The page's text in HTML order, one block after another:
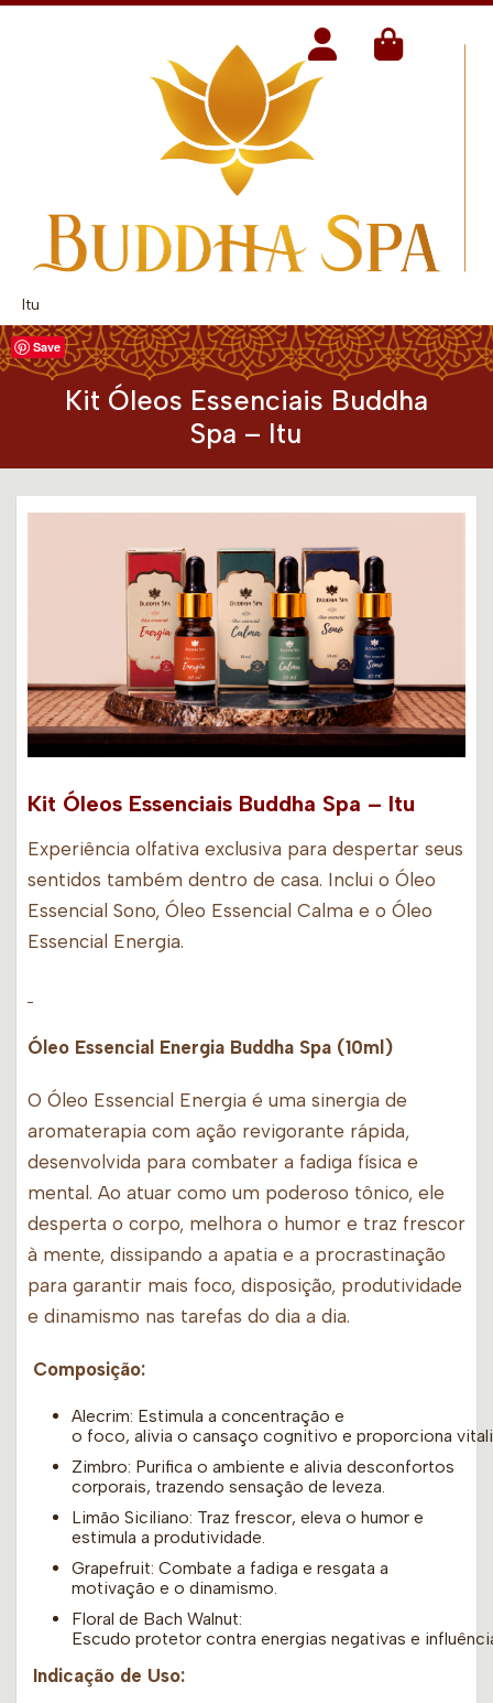
Itu
Kit Óleos Essenciais Buddha
Spa – Itu
Save
Kit Óleos Essenciais Buddha Spa – Itu
Experiência olfativa exclusiva para despertar seus
sentidos também dentro de casa. Inclui o Óleo
Essencial Sono, Óleo Essencial Calma e o Óleo
Essencial Energia.
Óleo Essencial Energia Buddha Spa (10ml)
O Óleo Essencial Energia é uma sinergia de
aromaterapia com ação revigorante rápida,
desenvolvida para combater a fadiga física e
mental. Ao atuar como um poderoso tônico, ele
desperta o corpo, melhora o humor e traz frescor
à mente, dissipando a apatia e a procrastinação
para garantir mais foco, disposição, produtividade
e dinamismo nas tarefas do dia a dia.
Composição:
Alecrim: Estimula a concentração e
o foco, alivia o cansaço cognitivo e proporciona
Zimbro: Purifica o ambiente e alivia desconfortos
corporais, trazendo sensação de leveza.
Limão Siciliano: Traz frescor, eleva o humor e
estimula a produtividade.
Grapefruit: Combate a fadiga e resgata a
motivação e o dinamismo.
Floral de Bach Walnut:
Escudo protetor contra energias negativas e
Indicação de Uso: